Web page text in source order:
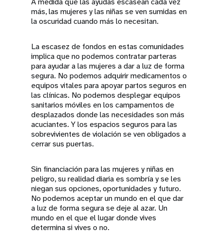
más, las mujeres y las niñas se ven sumidas en
la oscuridad cuando más lo necesitan.
La escasez de fondos en estas comunidades
implica que no podemos contratar parteras
para ayudar a las mujeres a dar a luz de forma
segura. No podemos adquirir medicamentos o
equipos vitales para apoyar partos seguros en
las clínicas. No podemos desplegar equipos
sanitarios móviles en los campamentos de
desplazados donde las necesidades son más
acuciantes. Y los espacios seguros para las
sobrevivientes de violación se ven obligados a
cerrar sus puertas.
Sin financiación para las mujeres y niñas en
peligro, su realidad diaria es sombría y se les
niegan sus opciones, oportunidades y futuro.
No podemos aceptar un mundo en el que dar
a luz de forma segura se deje al azar. Un
mundo en el que el lugar donde vives
determina si vives o no.